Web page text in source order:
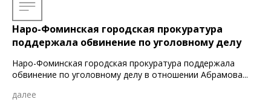
Наро-Фоминская городская прокуратура
поддержала обвинение по уголовному делу
Наро-Фоминская городская прокуратура поддержала
обвинение по уголовному делу в отношении Абрамова...
далее